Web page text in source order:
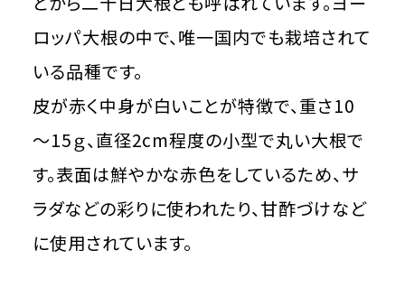
ロッパ大根の中で、唯一国内でも栽培されて
いる品種です。
皮が赤く中身が白いことが特徴で、重さ10
～15ｇ、直径2cm程度の小型で丸い大根で
す。表面は鮮やかな赤色をしているため、サ
ラダなどの彩りに使われたり、甘酢づけなど
に使用されています。